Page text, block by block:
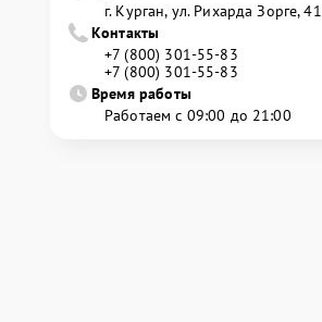
г. Курган, ул. Рихарда Зорге, 41
Контакты
+7 (800) 301-55-83
+7 (800) 301-55-83
Время работы
Работаем с 09:00 до 21:00